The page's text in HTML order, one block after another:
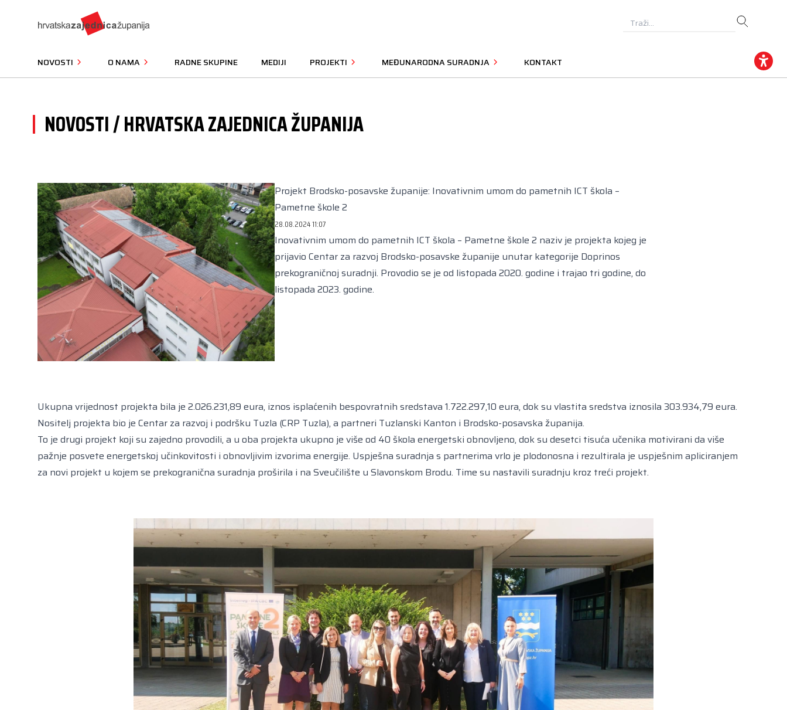
NOVOSTI O NAMA RADNE SKUPINE MEDIJI PROJEKTI MEĐUNARODNA SURADNJA KONTAKT
NOVOSTI / HRVATSKA ZAJEDNICA ŽUPANIJA
Projekt Brodsko-posavske županije: Inovativnim umom do pametnih ICT škola –
Pametne škole 2
28.08.2024 11:07
Inovativnim umom do pametnih ICT škola – Pametne škole 2 naziv je projekta kojeg je
prijavio Centar za razvoj Brodsko-posavske županije unutar kategorije Doprinos
prekograničnoj suradnji. Provodio se je od listopada 2020. godine i trajao tri godine, do
listopada 2023. godine.
Ukupna vrijednost projekta bila je 2.026.231,89 eura, iznos isplaćenih bespovratnih sredstava 1.722.297,10 eura, dok su vlastita sredstva iznosila 303.934,79 eura.
Nositelj projekta bio je Centar za razvoj i podršku Tuzla (CRP Tuzla), a partneri Tuzlanski Kanton i Brodsko-posavska županija.
To je drugi projekt koji su zajedno provodili, a u oba projekta ukupno je više od 40 škola energetski obnovljeno, dok su desetci tisuća učenika motivirani da više
pažnje posvete energetskoj učinkovitosti i obnovljivim izvorima energije. Uspješna suradnja s partnerima vrlo je plodonosna i rezultirala je uspješnim apliciranjem
za novi projekt u kojem se prekogranična suradnja proširila i na Sveučilište u Slavonskom Brodu. Time su nastavili suradnju kroz treći projekt.